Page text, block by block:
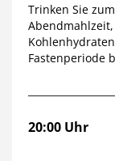
Trinken Sie
Fastenperiode
20:00 Uhr